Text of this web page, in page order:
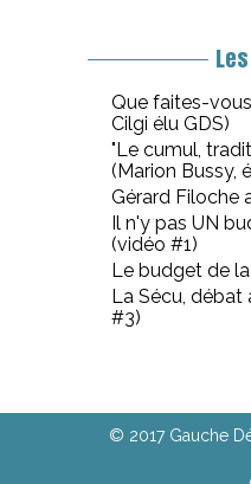
Que faites-
Cilgi élu GDS)
"Le cumul,
(Marion Bussy,
Gérard Filoche
Il n'y pas UN
(vidéo #1)
Le budget de
La Sécu, débat
#3)
© 2017 Gauche